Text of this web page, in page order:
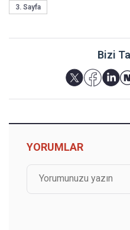
3. Sayfa
Bizi
YORUMLAR